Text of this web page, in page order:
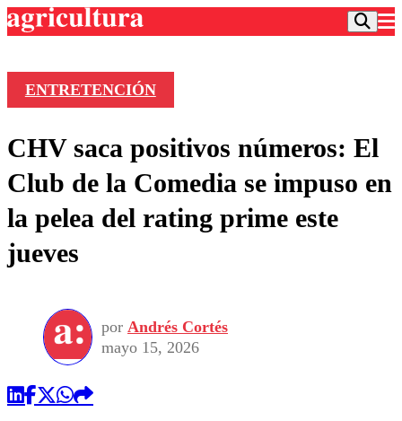
Frecuencias
Agricultura TV
Deportes
Colo Colo
Torneo Internacional
Torneo Nacional
Entretención
Internacional
Nacional
Programas
Comercial
ENTRETENCIÓN
CHV saca positivos números: El
Club de la Comedia se impuso en
la pelea del rating prime este
jueves
por Andrés Cortés
mayo 15, 2026